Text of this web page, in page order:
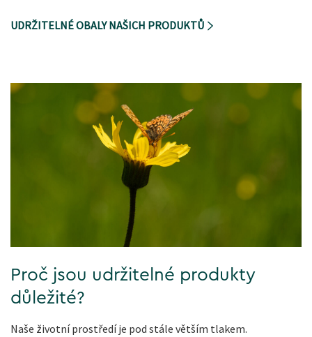
UDRŽITELNÉ OBALY NAŠICH PRODUKTŮ
Proč jsou udržitelné produkty
důležité?
Naše životní prostředí je pod stále větším tlakem.